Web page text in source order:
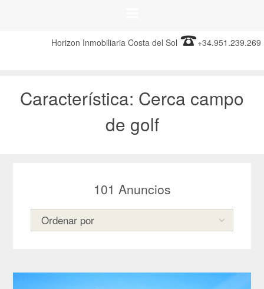
Horizon Inmobiliaria Costa del Sol +34.951.239.269
Característica: Cerca campo
de golf
101 Anuncios